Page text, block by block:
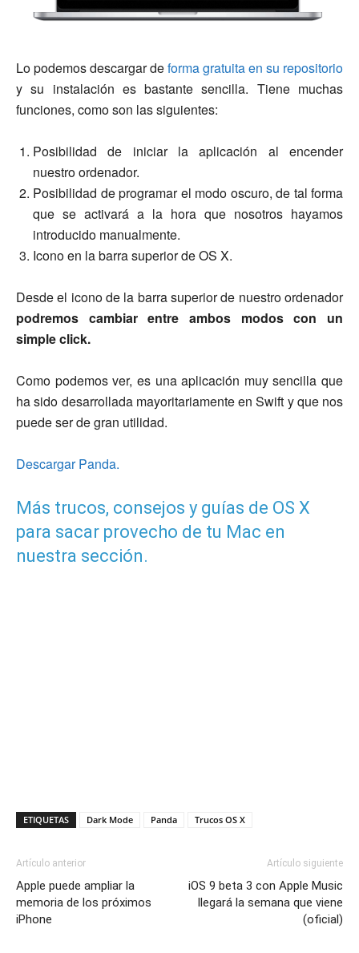
Lo podemos descargar deforma gratuita en su repositorio
y su instalación es bastante sencilla. Tiene muchas
funciones, como son las siguientes:
Posibilidad de iniciar la aplicación al encender
nuestro ordenador.
Posibilidad de programar el modo oscuro, de tal forma
que se activará a la hora que nosotros hayamos
introducido manualmente.
Icono en la barra superior de OS X.
Desde el icono de la barra superior de nuestro ordenador
podremos cambiar entre ambos modos con un
simple click.
Como podemos ver, es una aplicación muy sencilla que
ha sido desarrollada mayoritariamente en Swift y que nos
puede ser de gran utilidad.
Descargar Panda.
Más trucos, consejos y guías de OS X
para sacar provecho de tu Mac en
nuestra sección.
ETIQUETAS Dark Mode Panda Trucos OS X
Artículo anterior
Apple puede ampliar la
memoria de los próximos
iPhone
Artículo siguiente
iOS 9 beta 3 con Apple Music
llegará la semana que viene
(oficial)